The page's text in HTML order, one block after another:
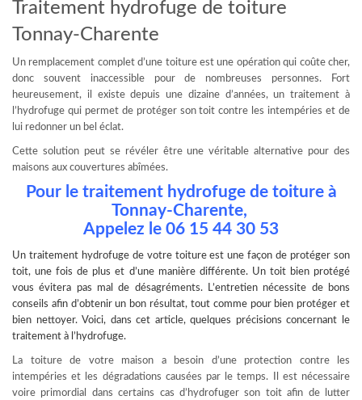
Traitement hydrofuge de toiture
Tonnay-Charente
Un remplacement complet d’une toiture est une opération qui coûte cher,
donc souvent inaccessible pour de nombreuses personnes. Fort
heureusement, il existe depuis une dizaine d’années, un traitement à
l’hydrofuge qui permet de protéger son toit contre les intempéries et de
lui redonner un bel éclat.
Cette solution peut se révéler être une véritable alternative pour des
maisons aux couvertures abîmées.
Pour le traitement hydrofuge de toiture à
Tonnay-Charente,
Appelez le 06 15 44 30 53
Un traitement hydrofugede votre toiture est une façon de protéger son
toit, une fois de plus et d’une manière différente. Un toit bien protégé
vous évitera pas mal de désagréments. L’entretien nécessite de bons
conseils afin d’obtenir un bon résultat, tout comme pour bien protéger et
bien nettoyer. Voici, dans cet article, quelques précisions concernant le
traitement à l’hydrofuge.
La toiture de votre maison a besoin d’une protection contre les
intempéries et les dégradations causées par le temps. Il est nécessaire
voire primordial dans certains cas d’hydrofuger son toit afin de lutter